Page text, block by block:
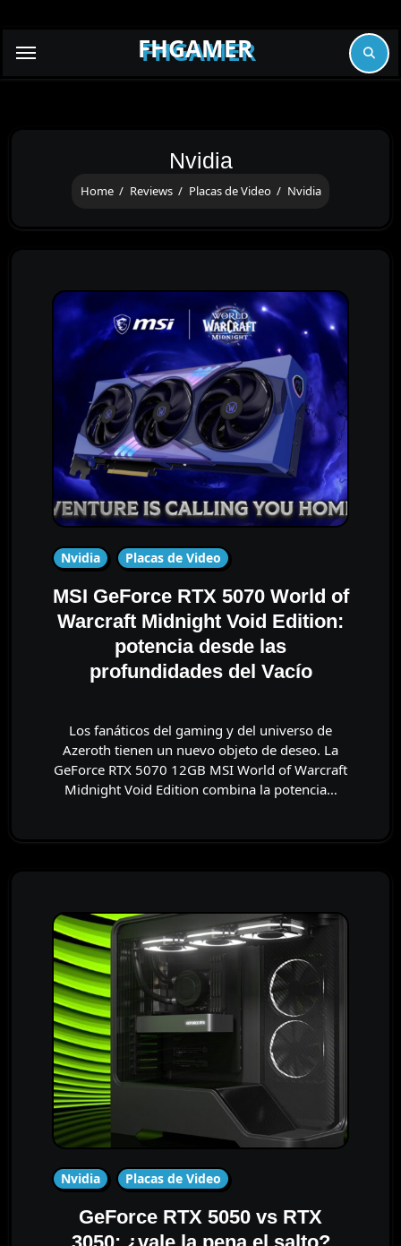
FHGAMER
Nvidia
Home Reviews Placas de Video Nvidia
Nvidia Placas de Video
MSI GeForce RTX 5070 World of
Warcraft Midnight Void Edition:
potencia desde las
profundidades del Vacío
Los fanáticos del gaming y del universo de
Azeroth tienen un nuevo objeto de deseo. La
GeForce RTX 5070 12GB MSI World of Warcraft
Midnight Void Edition combina la potencia…
Nvidia Placas de Video
GeForce RTX 5050 vs RTX